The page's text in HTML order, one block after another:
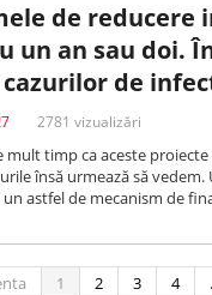
de
un an sau doi.
de
2781 vizualizări
mult timp ca aceste
însă urmează să
astfel de mecanism de
1 2 3 4